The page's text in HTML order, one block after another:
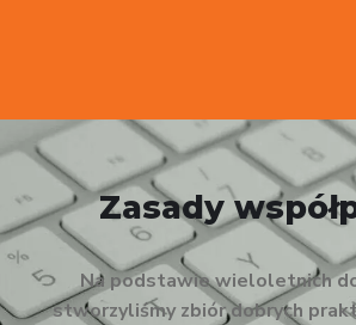
Zasady
Na podstawie wieloletnich
stworzyliśmy zbiór dobrych